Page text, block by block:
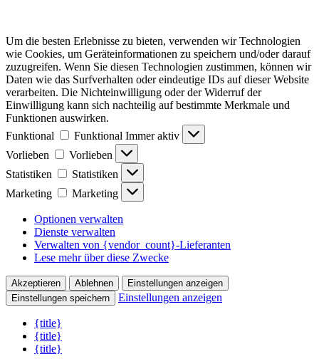
Um die besten Erlebnisse zu bieten, verwenden wir Technologien
wie Cookies, um Geräteinformationen zu speichern und/oder darauf
zuzugreifen. Wenn Sie diesen Technologien zustimmen, können wir
Daten wie das Surfverhalten oder eindeutige IDs auf dieser Website
verarbeiten. Die Nichteinwilligung oder der Widerruf der
Einwilligung kann sich nachteilig auf bestimmte Merkmale und
Funktionen auswirken.
Funktional
Funktional Immer aktiv
Vorlieben
Vorlieben
Statistiken
Statistiken
Marketing
Marketing
Optionen verwalten
Dienste verwalten
Verwalten von {vendor_count}-Lieferanten
Lese mehr über diese Zwecke
Akzeptieren Ablehnen
Einstellungen anzeigen
Einstellungen speichern
Einstellungen anzeigen
{title}
{title}
{title}